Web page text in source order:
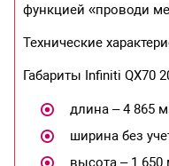
функцией «проводи
Технические
Габариты Infiniti QX70
длина – 4 865
ширина без
высота – 1 650